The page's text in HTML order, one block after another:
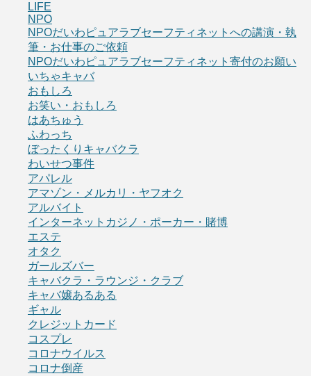
LIFE
NPO
NPOだいわピュアラブセーフティネットへの講演・執
筆・お仕事のご依頼
NPOだいわピュアラブセーフティネット寄付のお願い
いちゃキャバ
おもしろ
お笑い・おもしろ
はあちゅう
ふわっち
ぼったくりキャバクラ
わいせつ事件
アパレル
アマゾン・メルカリ・ヤフオク
アルバイト
インターネットカジノ・ポーカー・賭博
エステ
オタク
ガールズバー
キャバクラ・ラウンジ・クラブ
キャバ嬢あるある
ギャル
クレジットカード
コスプレ
コロナウイルス
コロナ倒産